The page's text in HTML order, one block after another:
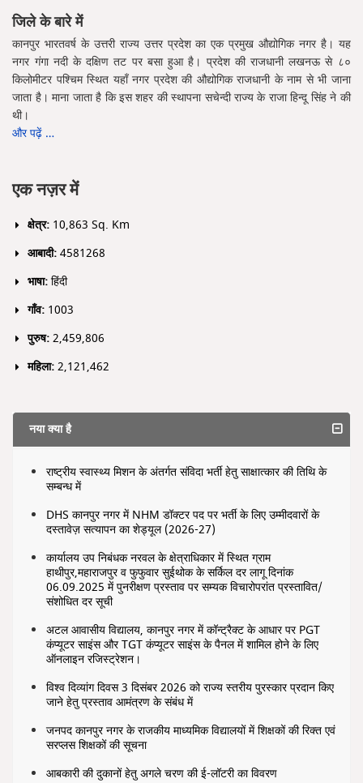
जिले के बारे में
कानपुर भारतवर्ष के उत्तरी राज्य उत्तर प्रदेश का एक प्रमुख औद्योगिक नगर है। यह
नगर गंगा नदी के दक्षिण तट पर बसा हुआ है। प्रदेश की राजधानी लखनऊ से ८०
किलोमीटर पश्चिम स्थित यहाँ नगर प्रदेश की औद्योगिक राजधानी के नाम से भी जाना
जाता है। माना जाता है कि इस शहर की स्थापना सचेन्दी राज्य के राजा हिन्दू सिंह ने की
थी।
और पढ़ें …
एक नज़र में
क्षेत्र: 10,863 Sq. Km
आबादी:4581268
भाषा:हिंदी
गाँव: 1003
पुरुष:2,459,806
महिला:2,121,462
नया क्या है
राष्ट्रीय स्वास्थ्य मिशन के अंतर्गत संविदा भर्ती हेतु साक्षात्कार की तिथि के
सम्बन्ध में
DHS कानपुर नगर में NHM डॉक्टर पद पर भर्ती के लिए उम्मीदवारों के
दस्तावेज़ सत्यापन का शेड्यूल (2026-27)
कार्यालय उप निबंधक नरवल के क्षेत्राधिकार में स्थित ग्राम
हाथीपुर,महाराजपुर व फुफुवार सुईथोक के सर्किल दर लागू दिनांक
06.09.2025 में पुनरीक्षण प्रस्ताव पर सम्यक विचारोपरांत प्रस्तावित/
संशोधित दर सूची
अटल आवासीय विद्यालय, कानपुर नगर में कॉन्ट्रैक्ट के आधार पर PGT
कंप्यूटर साइंस और TGT कंप्यूटर साइंस के पैनल में शामिल होने के लिए
ऑनलाइन रजिस्ट्रेशन।
विश्व दिव्यांग दिवस 3 दिसंबर 2026 को राज्य स्तरीय पुरस्कार प्रदान किए
जाने हेतु प्रस्ताव आमंत्रण के संबंध में
जनपद कानपुर नगर के राजकीय माध्यमिक विद्यालयों में शिक्षकों की रिक्त एवं
सरप्लस शिक्षकों की सूचना
आबकारी की दुकानों हेतु अगले चरण की ई-लॉटरी का विवरण